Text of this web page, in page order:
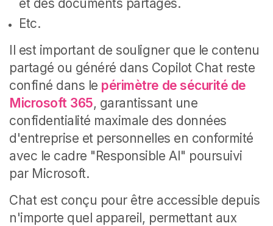
et des documents partagés.
Etc.
Il est important de souligner que le contenu
partagé ou généré dans Copilot Chat reste
confiné dans le périmètre de sécurité de
Microsoft 365, garantissant une
confidentialité maximale des données
d'entreprise et personnelles en conformité
avec le cadre "Responsible AI" poursuivi
par Microsoft.
Chat est conçu pour être accessible depuis
n'importe quel appareil, permettant aux